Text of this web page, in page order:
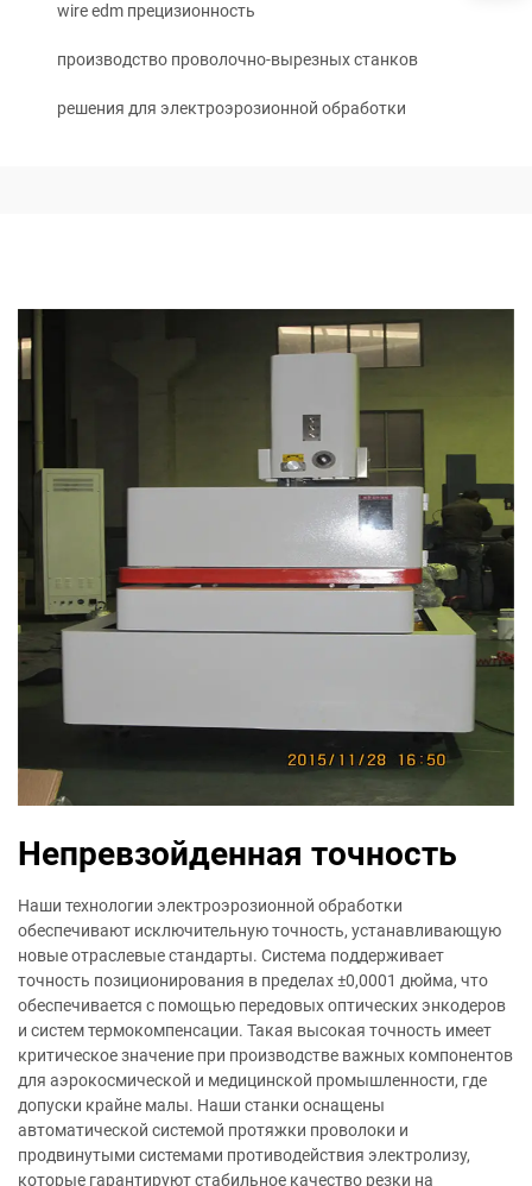
wire edm прецизионность
производство проволочно-вырезных станков
решения для электроэрозионной обработки
Непревзойденная точность
Наши технологии электроэрозионной обработки
обеспечивают исключительную точность, устанавливающую
новые отраслевые стандарты. Система поддерживает
точность позиционирования в пределах ±0,0001 дюйма, что
обеспечивается с помощью передовых оптических энкодеров
и систем термокомпенсации. Такая высокая точность имеет
критическое значение при производстве важных компонентов
для аэрокосмической и медицинской промышленности, где
допуски крайне малы. Наши станки оснащены
автоматической системой протяжки проволоки и
продвинутыми системами противодействия электролизу,
которые гарантируют стабильное качество резки на